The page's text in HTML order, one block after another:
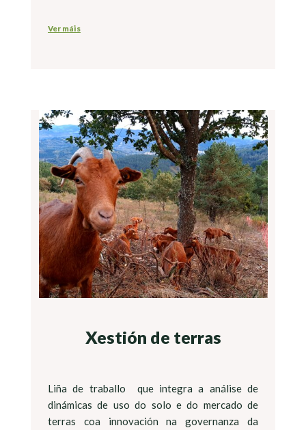
Ver máis
Xestión de terras
Liña de traballo que integra a análise de
dinámicas de uso do solo e do mercado de
terras coa innovación na governanza da